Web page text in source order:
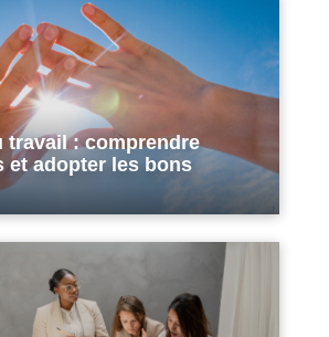
travail : comprendre
et adopter les bons